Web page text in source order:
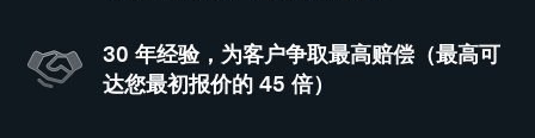
30 年经验，为客户争取最高赔偿（最高可
达您最初报价的 45 倍）